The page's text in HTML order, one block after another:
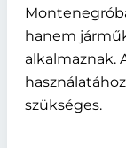
hanem
alkalmaznak.
szükséges.